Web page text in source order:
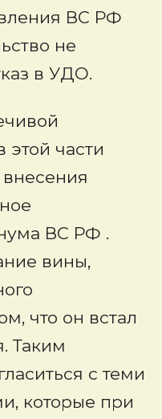
ВС РФ
не
в УДО.
этой части
ВС РФ .
вины,
что он встал
Таким
с теми
которые при